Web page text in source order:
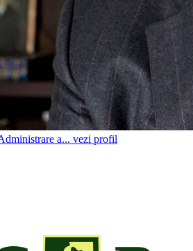
a... vezi profil